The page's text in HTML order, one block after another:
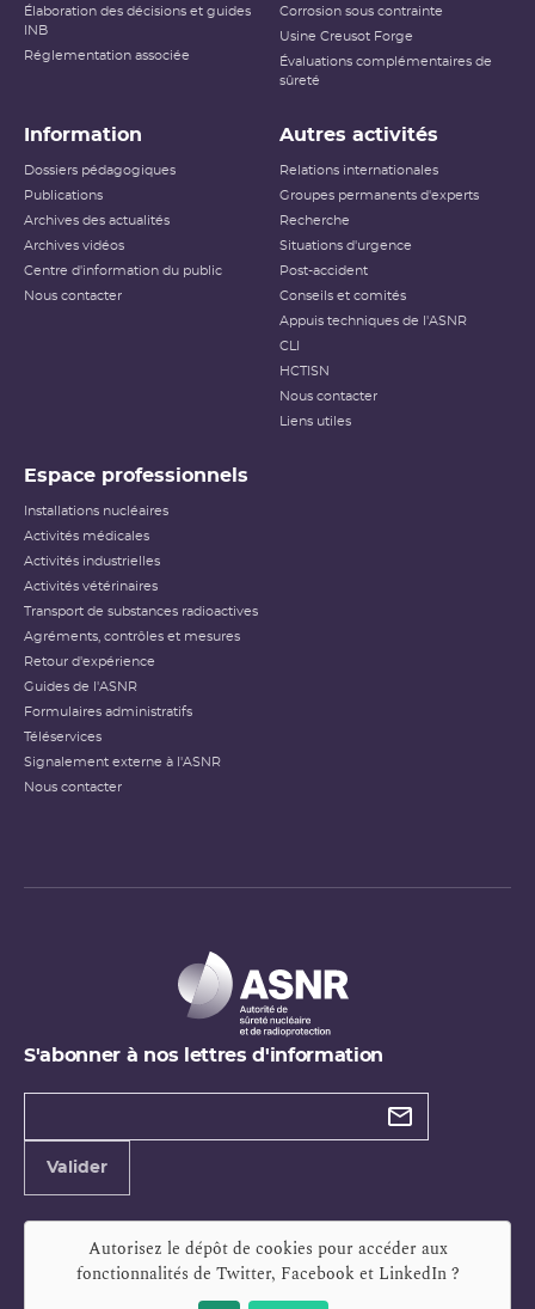
Élaboration des décisions et guides
INB
Réglementation associée
Corrosion sous contrainte
Usine Creusot Forge
Évaluations complémentaires de
sûreté
Information
Dossiers pédagogiques
Publications
Archives des actualités
Archives vidéos
Centre d'information du public
Nous contacter
Autres activités
Relations internationales
Groupes permanents d'experts
Recherche
Situations d'urgence
Post-accident
Conseils et comités
Appuis techniques de l'ASNR
CLI
HCTISN
Nous contacter
Liens utiles
Espace professionnels
Installations nucléaires
Activités médicales
Activités industrielles
Activités vétérinaires
Transport de substances radioactives
Agréments, contrôles et mesures
Retour d'expérience
Guides de l'ASNR
Formulaires administratifs
Téléservices
Signalement externe à l'ASNR
Nous contacter
S'abonner à nos lettres d'information
Types de
Valider
Autorisez le dépôt de cookies pour accéder aux
fonctionnalités de Twitter, Facebook et LinkedIn?